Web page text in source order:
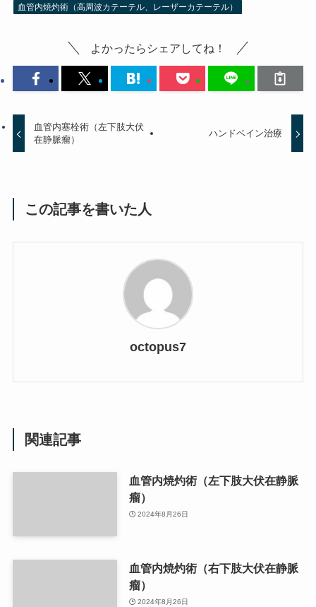
血管内焼灼術（高周波カテーテル、レーザーカテーテル）
よかったらシェアしてね！
血管内塞栓術（左下肢大伏
在静脈瘤）
ハンドベイン治療
この記事を書いた人
octopus7
関連記事
血管内焼灼術（左下肢大伏在静脈
瘤）
2024年8月26日
血管内焼灼術（右下肢大伏在静脈
瘤）
2024年8月26日